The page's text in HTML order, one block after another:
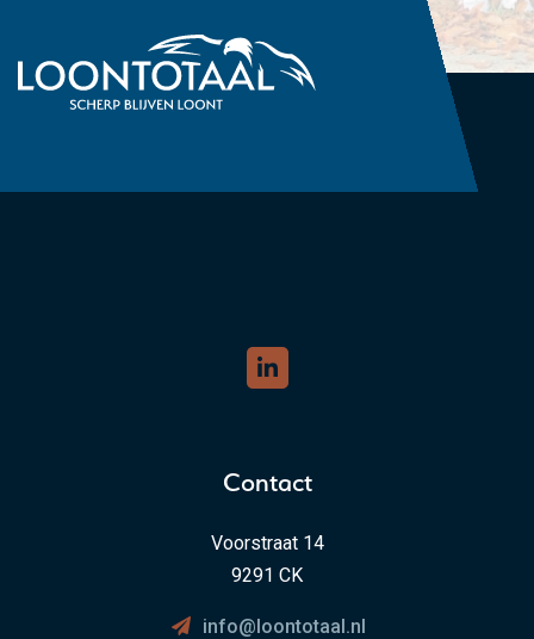
Contact
Voorstraat 14
9291 CK
info@loontotaal.nl